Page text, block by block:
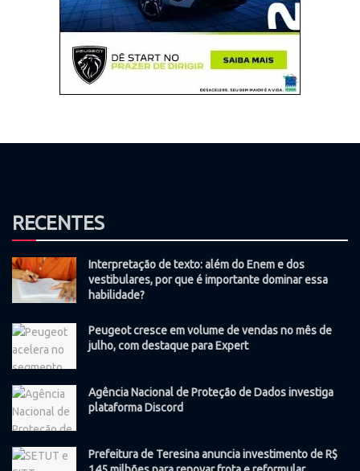
RECENTES
Interpretação de texto: além do Enem e dos
vestibulares, por que é importante dominar essa
habilidade?
Peugeot cresce em volume de vendas no mês de
julho, com destaque para Expert
Agência Nacional de Proteção de Dados investiga
plataforma Discord
Prefeitura de Teresina anuncia investimento de R$